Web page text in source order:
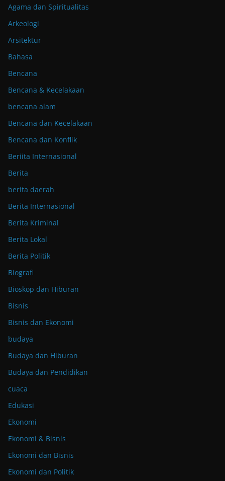
Agama dan Spiritualitas
Arkeologi
Arsitektur
Bahasa
Bencana
Bencana & Kecelakaan
bencana alam
Bencana dan Kecelakaan
Bencana dan Konflik
Beriita Internasional
Berita
berita daerah
Berita Internasional
Berita Kriminal
Berita Lokal
Berita Politik
Biografi
Bioskop dan Hiburan
Bisnis
Bisnis dan Ekonomi
budaya
Budaya dan Hiburan
Budaya dan Pendidikan
cuaca
Edukasi
Ekonomi
Ekonomi & Bisnis
Ekonomi dan Bisnis
Ekonomi dan Politik